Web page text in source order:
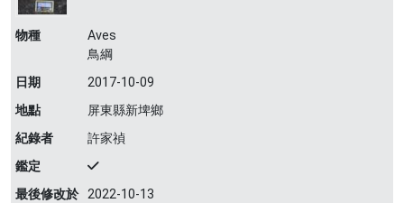
物種
Aves
鳥綱
日期
2017-10-09
地點
屏東縣新埤鄉
紀錄者
許家禎
鑑定
最後修改於 2022-10-13